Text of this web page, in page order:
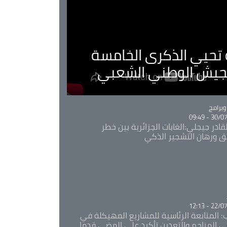
تحيي الذكرى الخامسة
الوطني الشعبي
30/07/
جيجلي:الغابات الجزائرية بين خطر
ورهان التشجير الذكي
22/07/
المتابعة الرئاسية للمشاريع المهيكلة في